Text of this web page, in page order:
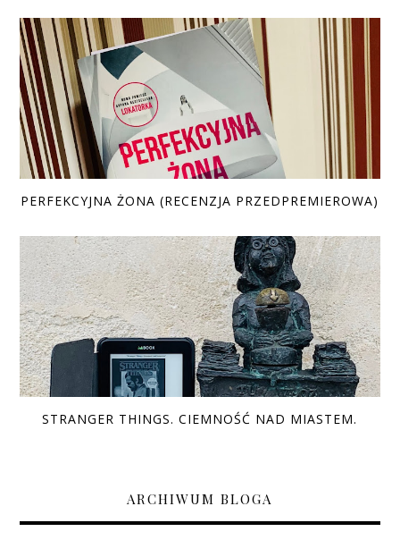
PERFEKCYJNA ŻONA (RECENZJA PRZEDPREMIEROWA)
STRANGER THINGS. CIEMNOŚĆ NAD MIASTEM.
ARCHIWUM BLOGA